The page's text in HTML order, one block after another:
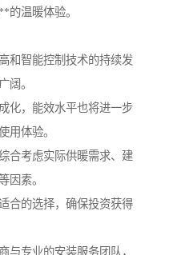
的温暖体验。
和智能控制技术的持续发
阔。
化，能效水平也将进一步
用体验。
合考虑实际供暖需求、建
因素。
合的选择，确保投资获得
与专业的安装服务团队，